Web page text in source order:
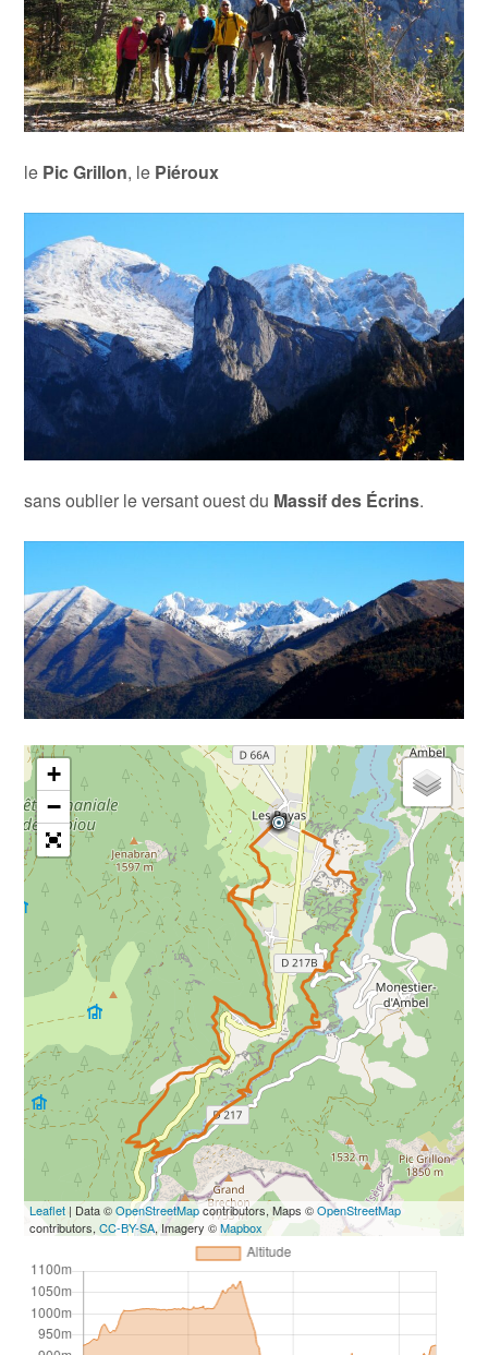
le Pic Grillon, le Piéroux
sans oublier le versant ouest du Massif des Écrins.
+
−
Leaflet | Data ©OpenStreetMapcontributors, Maps ©OpenStreetMap
contributors,CC-BY-SA, Imagery ©Mapbox